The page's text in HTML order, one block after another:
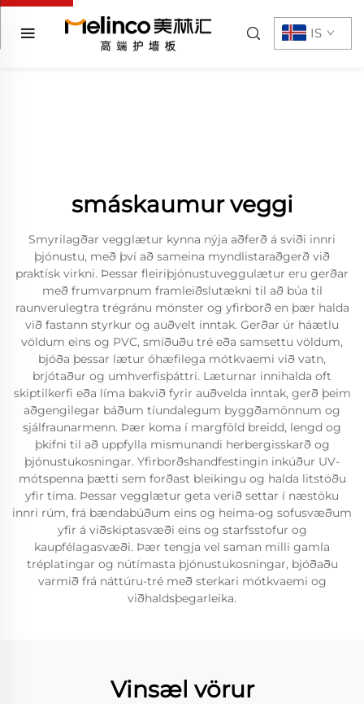
IS
smáskaumur veggi
Smyrilagðar vegglætur kynna nýja aðferð á sviði innri
þjónustu, með því að sameina myndlistaraðgerð við
praktísk virkni. Þessar fleiriþjónustuveggulætur eru gerðar
með frumvarpnum framleiðslutækni til að búa til
raunverulegtra trégránu mönster og yfirborð en þær halda
við fastann styrkur og auðvelt inntak. Gerðar úr háætlu
völdum eins og PVC, smíðuðu tré eða samsettu völdum,
bjóða þessar lætur óhæfilega mótkvaemi við vatn,
brjótaður og umhverfisþáttri. Læturnar innihalda oft
skiptilkerfi eða líma bakvið fyrir auðvelda inntak, gerð þeim
aðgengilegar báðum tíundalegum byggðamönnum og
sjálfraunarmenn. Þær koma í margföld breidd, lengd og
þkifni til að uppfylla mismunandi herbergisskarð og
þjónustukosningar. Yfirborðshandfestingin inkúður UV-
mótspenna þætti sem forðast bleikingu og halda litstöðu
yfir tíma. Þessar vegglætur geta verið settar í næstöku
innri rúm, frá bændabúðum eins og heima-og sofusvæðum
yfir á viðskiptasvæði eins og starfsstofur og
kaupfélagasvæði. Þær tengja vel saman milli gamla
tréplatingar og nútímasta þjónustukosningar, bjóðaðu
varmið frá náttúru-tré með sterkari mótkvaemi og
viðhaldsþegarleika.
Vinsæl vörur